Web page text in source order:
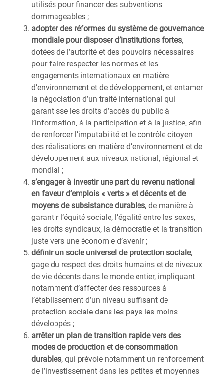
utilisés pour financer des subventions
dommageables ;
adopter des réformes du système de gouvernance
mondiale pour disposer d’institutions fortes,
dotées de l’autorité et des pouvoirs nécessaires
pour faire respecter les normes et les
engagements internationaux en matière
d’environnement et de développement, et entamer
la négociation d’un traité international qui
garantisse les droits d’accès du public à
l’information, à la participation et à la justice, afin
de renforcer l’imputabilité et le contrôle citoyen
des réalisations en matière d’environnement et de
développement aux niveaux national, régional et
mondial ;
s’engager à investir une part du revenu national
en faveur d’emplois « verts » et décents et de
moyens de subsistance durables, de manière à
garantir l’équité sociale, l’égalité entre les sexes,
les droits syndicaux, la démocratie et la transition
juste vers une économie d’avenir ;
définir un socle universel de protection sociale,
gage du respect des droits humains et de niveaux
de vie décents dans le monde entier, impliquant
notamment d’affecter des ressources à
l’établissement d’un niveau suffisant de
protection sociale dans les pays les moins
développés ;
arrêter un plan de transition rapide vers des
modes de production et de consommation
durables, qui prévoie notamment un renforcement
de l’investissement dans les petites et moyennes